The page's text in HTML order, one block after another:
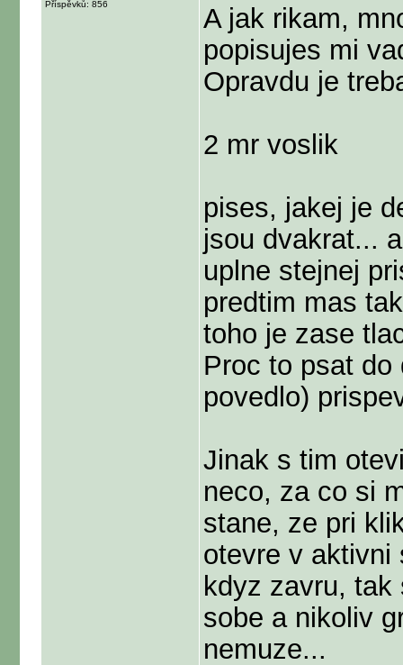
Příspěvků: 856
A jak rikam,
popisujes mi
Opravdu je
2 mr voslik
pises, jakej je
jsou dvakrat...
uplne stejnej
predtim mas
toho je zase
Proc to psat
povedlo)
Jinak s tim
neco, za co si
stane, ze pri
otevre v aktivni
kdyz zavru,
sobe a nikoliv
nemuze...